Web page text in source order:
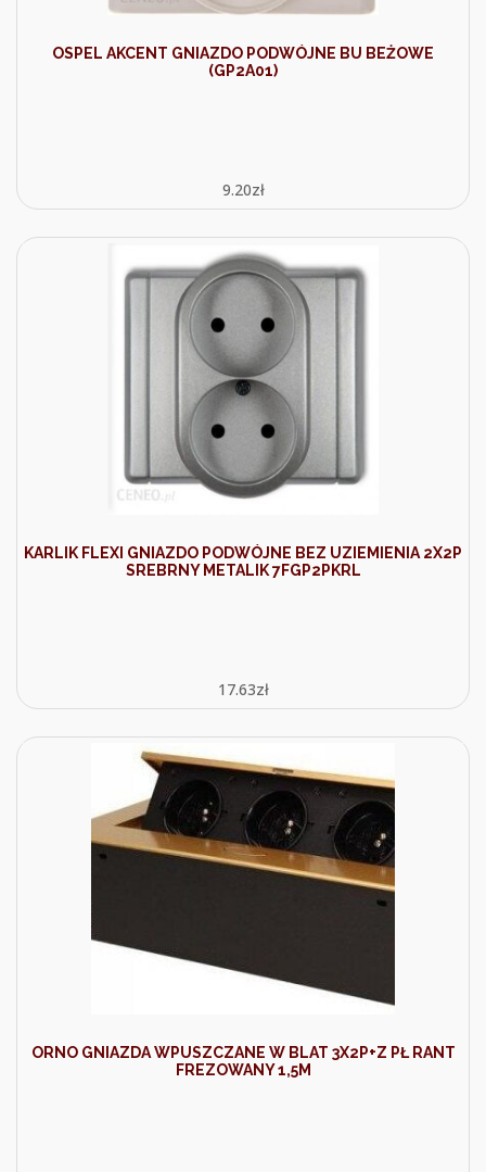
OSPEL AKCENT GNIAZDO PODWÓJNE BU BEŻOWE
(GP2A01)
9.20zł
KARLIK FLEXI GNIAZDO PODWÓJNE BEZ UZIEMIENIA 2X2P
SREBRNY METALIK 7FGP2PKRL
17.63zł
ORNO GNIAZDA WPUSZCZANE W BLAT 3X2P+Z PŁ RANT
FREZOWANY 1,5M